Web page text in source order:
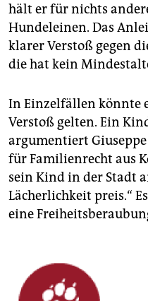
hält er für nichts
Hundeleinen. Das
klarer Verstoß gegen
die hat kein
In Einzelfällen könnte
Verstoß gelten. Ein
argumentiert
für Familienrecht aus
sein Kind in der Stadt
Lächerlichkeit preis.“
eine